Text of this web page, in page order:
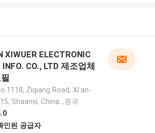
XIWUER ELECTRONIC
INFO. CO., LTD 제조업체
Ziqiang Road, Xi'an-
Shaanxi, China. ,중국
인된 공급자